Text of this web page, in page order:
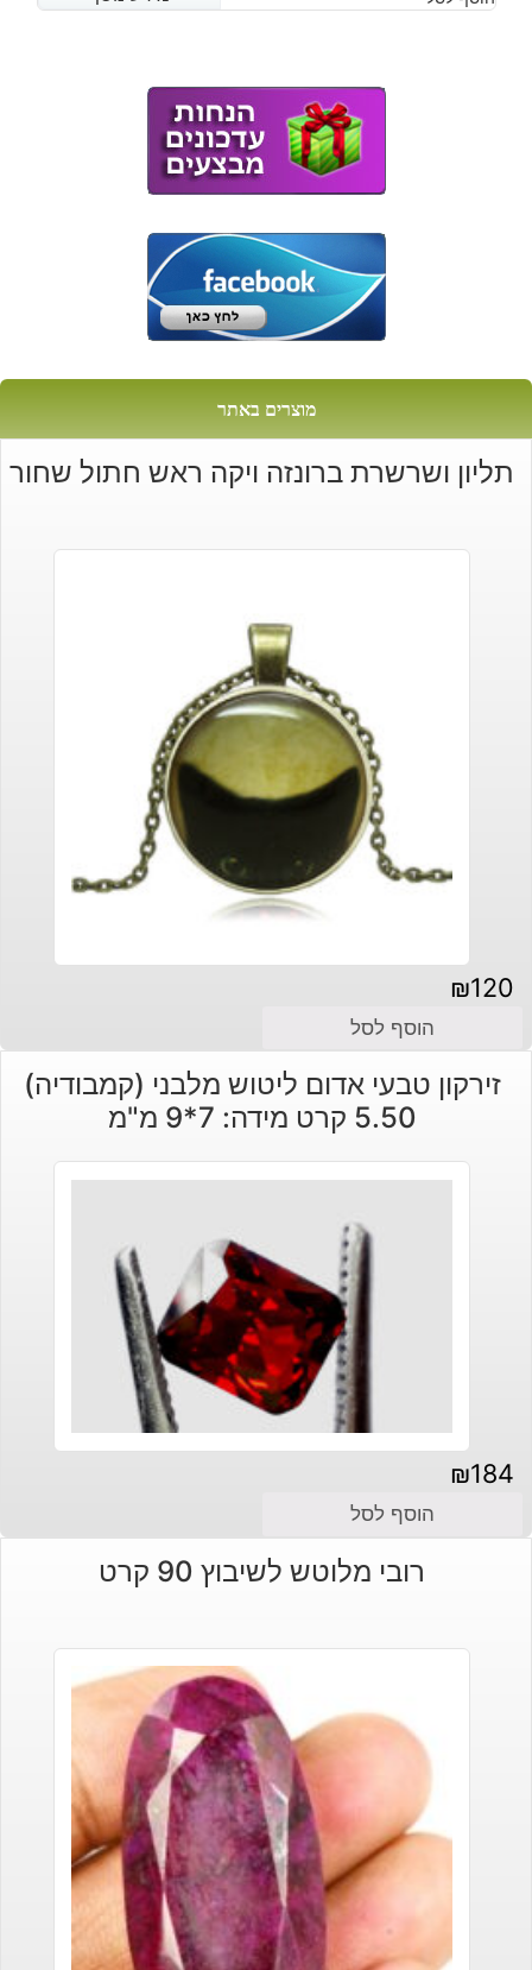
מוצרים באתר
תליון ושרשרת ברונזה ויקה ראש חתול שחור
₪120
הוסף לסל
זירקון טבעי אדום ליטוש מלבני (קמבודיה)
5.50 קרט מידה: 7*9 מ"מ
₪184
הוסף לסל
רובי מלוטש לשיבוץ 90 קרט